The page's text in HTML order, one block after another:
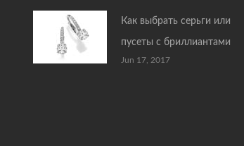
Как выбрать серьги или
пусеты с бриллиантами
Jun 17, 2017